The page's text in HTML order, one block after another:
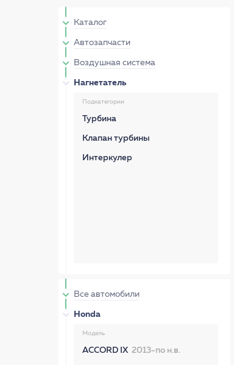
Каталог
Автозапчасти
Воздушная система
Нагнетатель
Подкатегории
Турбина
Клапан турбины
Интеркулер
Все автомобили
Honda
Модель
ACCORD IX 2013-по н.в.